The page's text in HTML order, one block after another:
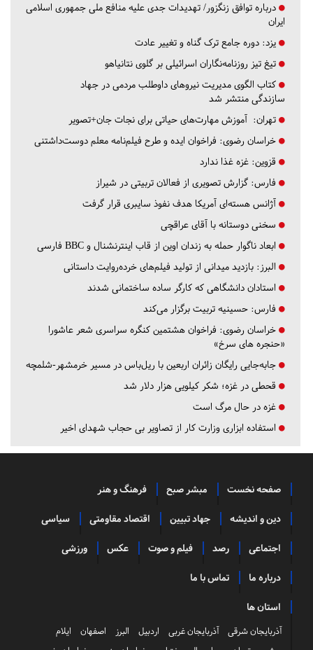
درباره توافق زنگزور/ تهدیدات جدی علیه منافع ملی جمهوری اسلامی
ایران
یزد: دوره جامع ترک گناه و تغییر عادت
تیغ تیز روزنامه‌نگاران اسرائیلی بر گلوی نتانیاهو
کتاب الگوی مدیریت نیروهای داوطلب مردمی در جهاد
سازندگی منتشر شد
تهران: آموزش مهارت‌های حیاتی برای نجات جان+تصویر
خراسان رضوی: فراخوان ایده و طرح فیلم‌نامه معلم دوست‌داشتنی
قزوین: غزه غذا ندارد
فارس: گزارش تصویری از فعالان تربیتی در شیراز
آژانس هسته‌ای آمریکا هدف نفوذ سایبری قرار گرفت
سخنی دوستانه با آقای عراقچی
ابعاد ناگوار حمله به زندان اوین از قاب اینترنشنال و BBC فارسی
البرز: بازدید میدانی از تولید فیلم‌های خرده‌روایت داستانی
استادان دانشگاهی که کارگر ساده ساختمانی شدند
فارس: حسینیه تربیت برگزار می‌کند
خراسان رضوی: فراخوان هشتمین کنگره سراسری شعر عاشورا
«حنجره های سرخ»
جابه‌جایی رایگان زائران اربعین با ریل‌باس در مسیر خرمشهر-شلمچه
قحطی در غزه؛ شکر کیلویی هزار دلار شد
غزه در حال مرگ است
استفاده ابزاری وزارت کار از تصاویر بی حجاب شهدای اخیر
صفحه نخست مبشر صبح فرهنگ و هنر
دین و اندیشه جهاد تبیین اقتصاد مقاومتی سیاسی
اجتماعی رصد فیلم و صوت عکس ورزشی
درباره ما تماس با ما
استان ها
آذربایجان شرقی آذربایجان غربی اردبیل البرز اصفهان
ایلام